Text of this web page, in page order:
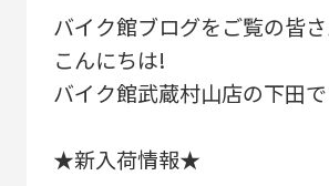
バイク館ブログをご覧の皆
こんにちは!
バイク館武蔵村山店の下田
★新入荷情報★